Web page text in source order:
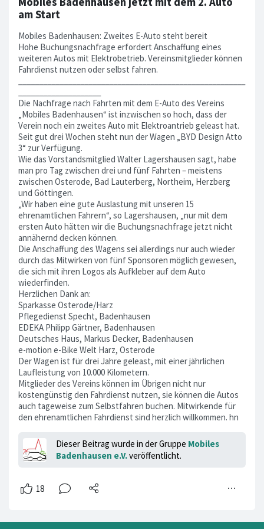
am Start
Mobiles Badenhausen: Zweites E-Auto steht bereit
Hohe Buchungsnachfrage erfordert Anschaffung eines
weiteren Autos mit Elektrobetrieb. Vereinsmitglieder können
Fahrdienst nutzen oder selbst fahren.
Die Nachfrage nach Fahrten mit dem E-Auto des Vereins
„Mobiles Badenhausen“ ist inzwischen so hoch, dass der
Verein noch ein zweites Auto mit Elektroantrieb geleast hat.
Seit gut drei Wochen steht nun der Wagen „BYD Design Atto
3“ zur Verfügung.
Wie das Vorstandsmitglied Walter Lagershausen sagt, habe
man pro Tag zwischen drei und fünf Fahrten – meistens
zwischen Osterode, Bad Lauterberg, Northeim, Herzberg
und Göttingen.
„Wir haben eine gute Auslastung mit unseren 15
ehrenamtlichen Fahrern“, so Lagershausen, „nur mit dem
ersten Auto hätten wir die Buchungsnachfrage jetzt nicht
annähernd decken können.
Die Anschaffung des Wagens sei allerdings nur auch wieder
durch das Mitwirken von fünf Sponsoren möglich gewesen,
die sich mit ihren Logos als Aufkleber auf dem Auto
wiederfinden.
Herzlichen Dank an:
Sparkasse Osterode/Harz
Pflegedienst Specht, Badenhausen
EDEKA Philipp Gärtner, Badenhausen
Deutsches Haus, Markus Decker, Badenhausen
e-motion e-Bike Welt Harz, Osterode
Der Wagen ist für drei Jahre geleast, mit einer jährlichen
Laufleistung von 10.000 Kilometern.
Mitglieder des Vereins können im Übrigen nicht nur
kostengünstig den Fahrdienst nutzen, sie können die Autos
auch tageweise zum Selbstfahren buchen. Mitwirkende für
den ehrenamtlichen Fahrdienst sind herzlich willkommen. hn
Dieser Beitrag wurde in der Gruppe Mobiles
Badenhausen e.V.veröffentlicht.